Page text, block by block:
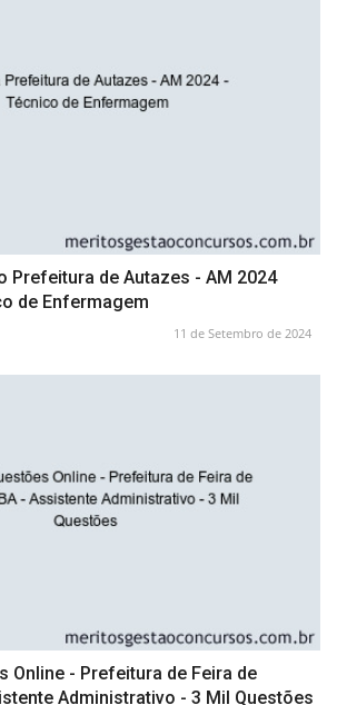
Prefeitura de Autazes - AM 2024
de Enfermagem
11 de Setembro de 2024
Online - Prefeitura de Feira de
Administrativo - 3 Mil Questões